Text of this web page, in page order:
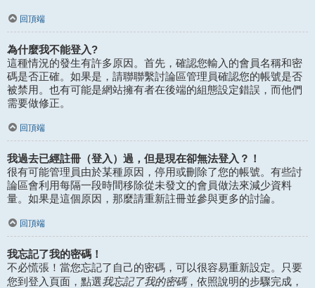
回頂端
為什麼我不能登入?
這種情況的發生有許多原因。首先，確認您輸入的會員名稱和密
碼是否正確。如果是，請聯聯繫討論區管理員確認您的帳號是否
被禁用。也有可能是網站擁有者在後端的組態設定錯誤，而他們
需要做修正。
回頂端
我過去已經註冊（登入）過，但是現在卻無法登入？！
很有可能管理員由於某種原因，停用或刪除了您的帳號。有些討
論區會利用每隔一段時間移除從未發文的會員做法來減少資料
量。如果是這個原因，那麼請重新註冊並參與更多的討論。
回頂端
我忘記了我的密碼！
不必慌張！當您忘記了自己的密碼，可以很容易重新設定。只要
您到登入頁面，點選我忘記了我的密碼，依照說明的步驟完成，